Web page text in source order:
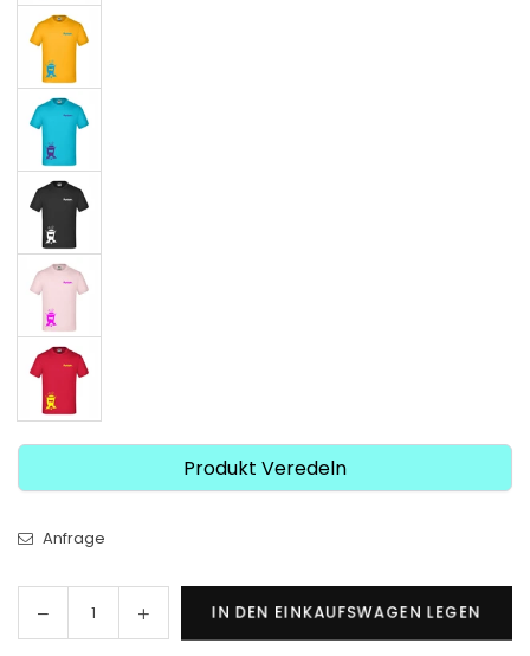
Produkt Veredeln
Anfrage
Menge
für
Menge
für
IN DEN EINKAUFSWAGEN LEGEN